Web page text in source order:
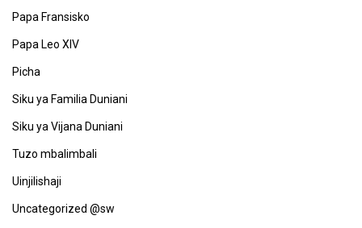
Papa Fransisko
Papa Leo XIV
Picha
Siku ya Familia Duniani
Siku ya Vijana Duniani
Tuzo mbalimbali
Uinjilishaji
Uncategorized @sw